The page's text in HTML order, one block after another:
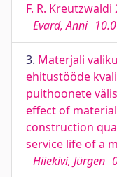
F. R. Kreutzwaldi
Evard, Anni
3. Materjali
ehitustööde
puithoonete
effect of
construction
service life of a
Hiiekivi, Jürgen